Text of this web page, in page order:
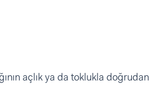
açlık ya da toklukla